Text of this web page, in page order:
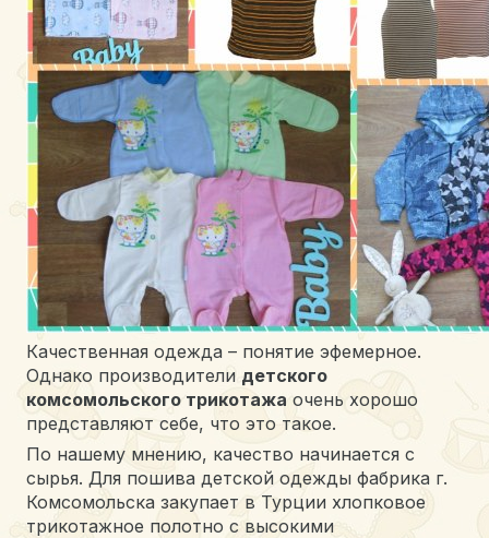
Качественная одежда – понятие эфемерное.
Однако производители детского
комсомольского трикотажа очень хорошо
представляют себе, что это такое.
По нашему мнению, качество начинается с
сырья. Для пошива детской одежды фабрика г.
Комсомольска закупает в Турции хлопковое
трикотажное полотно с высокими